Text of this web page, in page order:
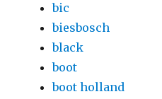
bic
biesbosch
black
boot
boot holland